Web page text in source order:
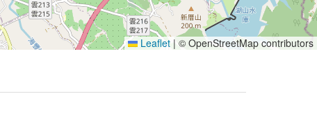
Leaflet | © OpenStreetMap contributors